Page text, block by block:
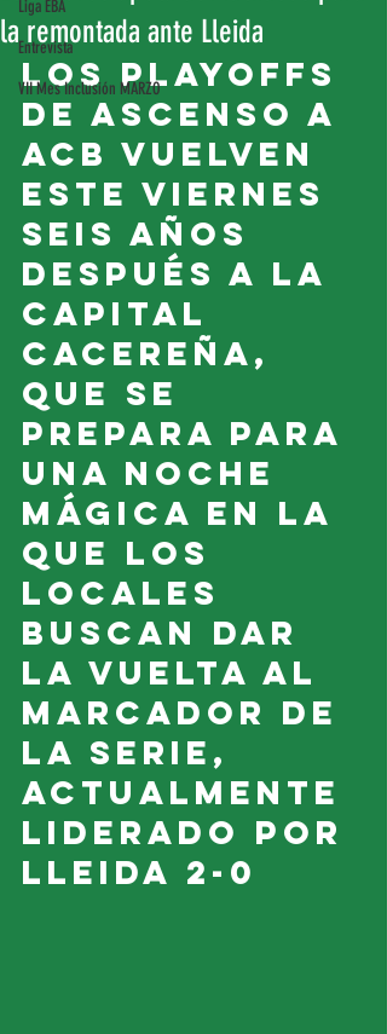
Liga EBA
Entrevista
VII Mes Inclusión MARZO
la remontada ante Lleida
Los playoffs
de ascenso a
ACB vuelven
este viernes
seis años
después a la
capital
cacereña,
que se
prepara para
una noche
mágica en la
que los
locales
buscan dar
la vuelta al
marcador de
la serie,
actualmente
liderado por
Lleida 2-0